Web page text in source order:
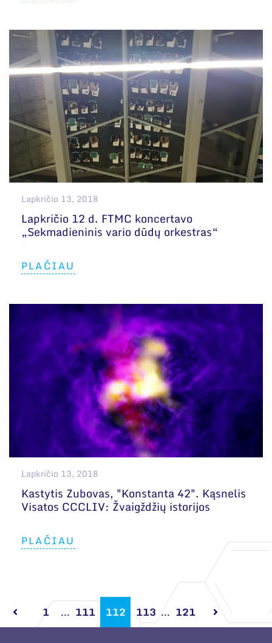
Lapkričio 13, 2018
Lapkričio 12 d. FTMC koncertavo
„Sekmadieninis vario dūdų orkestras“
PLAČIAU
Lapkričio 13, 2018
Kastytis Zubovas, "Konstanta 42". Kąsnelis
Visatos CCCLIV: Žvaigždžių istorijos
PLAČIAU
1 ... 111 112 113 ... 121